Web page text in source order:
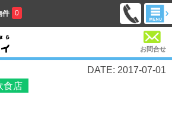
件 0
お問合せ
DATE: 2017-07-01
食店